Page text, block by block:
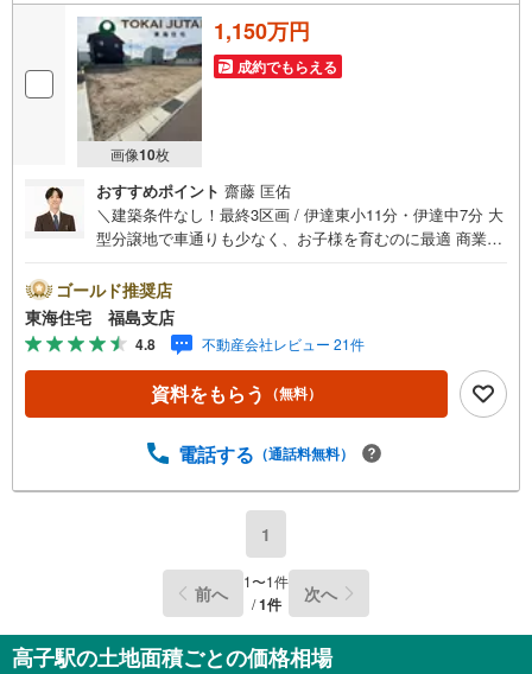
画像10枚
1,150万円
成約でもらえる
おすすめポイント 齋藤 匡佑
＼建築条件なし！最終3区画 / 伊達東小11分・伊達中7分 大
型分譲地で車通りも少なく、お子様を育むのに最適 商業施
可能！【東海住宅って？】●福島市に事務所を開設し30
年！豊富な物件情報でお客様をお迎えいたします！【ロー
ンの相談無料！】●「住宅ローン通るかな？」様々なお悩み
ございませんか？●お客様をサポートしながら代行で無料審
査いたします！●秘密厳守、無理な営業も致しません。＼ラ
イフプランシュミレーション無料受付中！/人気です ●「ロ
を見直したい！」●審査・購入前に安心 プロが資金・生活
大歓迎 】●キッズスペースやベビーベッドを完備（オムツ
お手伝いいたします ●ご家族おそろいでぜひご来店くださ
ゴールド推奨店
東海住宅 福島支店
4.8 不動産会社レビュー 21件
資料をもらう （無料）
電話する （通話料無料）
1
前へ 1〜1件
/1件 次へ
高子駅の土地面積ごとの価格相場